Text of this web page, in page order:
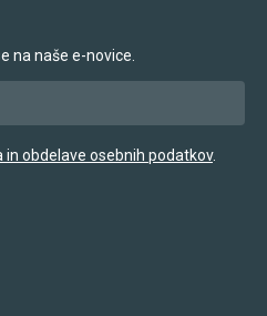
na naše e-novice.
in obdelave osebnih podatkov.